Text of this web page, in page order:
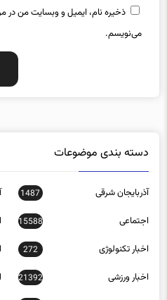
می‌نویسم.
آذربایجان شرقی
اجتماعی 15588
اخبار تکنولوژی 272
اخبار ورزشی 21392
اصفهان 1616